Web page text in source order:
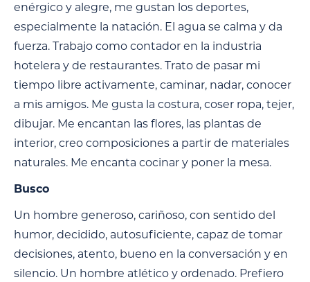
enérgico y alegre, me gustan los deportes,
especialmente la natación. El agua se calma y da
fuerza. Trabajo como contador en la industria
hotelera y de restaurantes. Trato de pasar mi
tiempo libre activamente, caminar, nadar, conocer
a mis amigos. Me gusta la costura, coser ropa, tejer,
dibujar. Me encantan las flores, las plantas de
interior, creo composiciones a partir de materiales
naturales. Me encanta cocinar y poner la mesa.
Busco
Un hombre generoso, cariñoso, con sentido del
humor, decidido, autosuficiente, capaz de tomar
decisiones, atento, bueno en la conversación y en
silencio. Un hombre atlético y ordenado. Prefiero